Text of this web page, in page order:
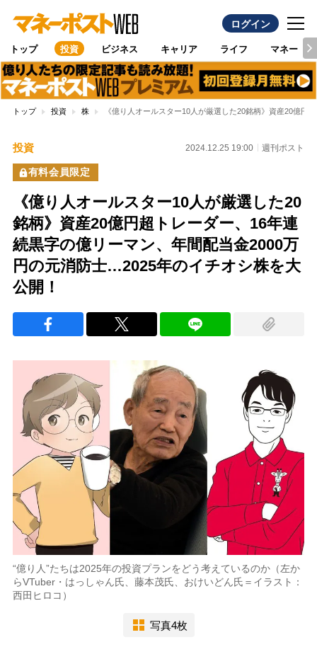
ログイン
トップ 投資 ビジネス キャリア ライフ マネー
トップ 投資 株 《億り人オールスター10人が厳選した20銘柄》資産20億
投資 2024.12.25 19:00 週刊ポスト
有料会員限定
《億り人オールスター10人が厳選した20
銘柄》資産20億円超トレーダー、16年連
続黒字の億リーマン、年間配当金2000万
円の元消防士…2025年のイチオシ株を大
公開！
“億り人”たちは2025年の投資プランをどう考えているのか（左か
らVTuber・はっしゃん氏、藤本茂氏、おけいどん氏＝イラスト：
西田ヒロコ）
写真4枚